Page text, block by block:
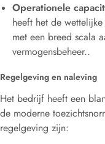
Operationele
heeft het de
met een breed scala
vermogensbeheer..
Regelgeving en naleving
Het bedrijf heeft een
de moderne
regelgeving zijn: